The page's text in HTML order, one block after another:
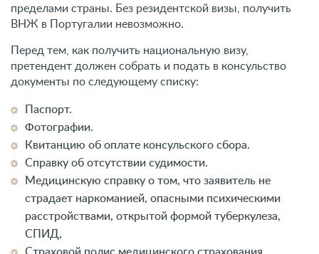
пределами страны. Без резидентской визы, получить
ВНЖ в Португалии невозможно.
Перед тем, как получить национальную визу,
претендент должен собрать и подать в консульство
документы по следующему списку:
Паспорт.
Фотографии.
Квитанцию об оплате консульского сбора.
Справку об отсутствии судимости.
Медицинскую справку о том, что заявитель не
страдает наркоманией, опасными психическими
расстройствами, открытой формой туберкулеза,
СПИД,